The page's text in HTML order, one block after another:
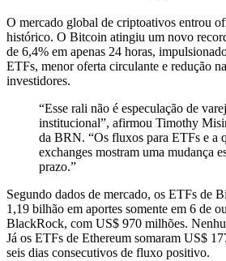
O mercado global de criptoativos entrou
histórico. O Bitcoin atingiu um novo
de 6,4% em apenas 24 horas,
ETFs, menor oferta circulante e redução
investidores.
“Esse rali não é especulação de
institucional”, afirmou Timothy
da BRN. “Os fluxos para ETFs e a
exchanges mostram uma mudança
prazo.”
Segundo dados de mercado, os ETFs de
1,19 bilhão em aportes somente em 6 de
BlackRock, com US$ 970 milhões.
Já os ETFs de Ethereum somaram US$
seis dias consecutivos de fluxo positivo.